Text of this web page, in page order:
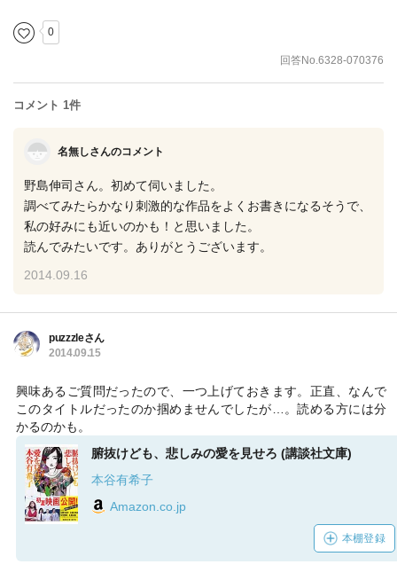
0
回答No.6328-070376
コメント 1件
名無しさんのコメント
野島伸司さん。初めて伺いました。
調べてみたらかなり刺激的な作品をよくお書きになるそうで、
私の好みにも近いのかも！と思いました。
読んでみたいです。ありがとうございます。
2014.09.16
puzzzleさん
2014.09.15
興味あるご質問だったので、一つ上げておきます。正直、なんで
このタイトルだったのか掴めませんでしたが…。読める方には分
かるのかも。
腑抜けども、悲しみの愛を見せろ (講談社文庫)
本谷有希子
Amazon.co.jp
本棚登録